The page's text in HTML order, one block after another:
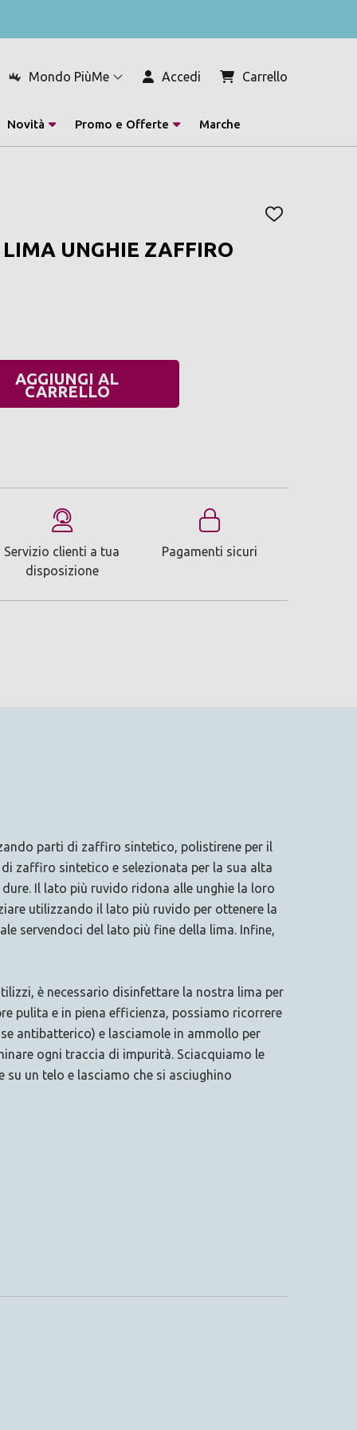
Mondo PiùMe Accedi Carrello
Novità Promo e Offerte Marche
AGGIUNGI
UNGHIE ZAFFIRO
AGGIUNGI AL
CARRELLO
Servizio clienti a tua
disposizione
Pagamenti sicuri
parti di zaffiro sintetico, polistirene per il
zaffiro sintetico e selezionata per la sua alta
Il lato più ruvido ridona alle unghie la loro
utilizzando il lato più ruvido per ottenere la
servendoci del lato più fine della lima. Infine,
è necessario disinfettare la nostra lima per
pulita e in piena efficienza, possiamo ricorrere
antibatterico) e lasciamole in ammollo per
ogni traccia di impurità. Sciacquiamo le
un telo e lasciamo che si asciughino